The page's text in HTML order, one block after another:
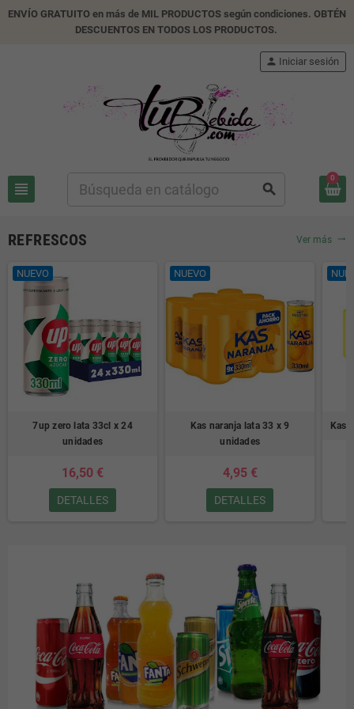
ENVÍO GRATUITO en más de MIL PRODUCTOS según condiciones. OBTÉN
DESCUENTOS EN TODOS LOS PRODUCTOS.
view_headline search
person Iniciar sesión
0
REFRESCOS Ver más trending_flat
NUEVO
7up zero lata 33cl x 24
unidades
16,50 €
DETALLES
NUEVO
Kas naranja lata 33 x 9
unidades
4,95 €
DETALLES
Kas